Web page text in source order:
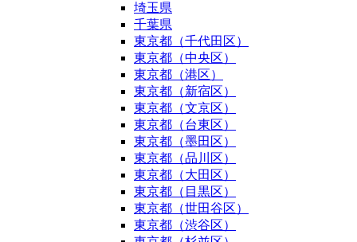
埼玉県
千葉県
東京都（千代田区）
東京都（中央区）
東京都（港区）
東京都（新宿区）
東京都（文京区）
東京都（台東区）
東京都（墨田区）
東京都（品川区）
東京都（大田区）
東京都（目黒区）
東京都（世田谷区）
東京都（渋谷区）